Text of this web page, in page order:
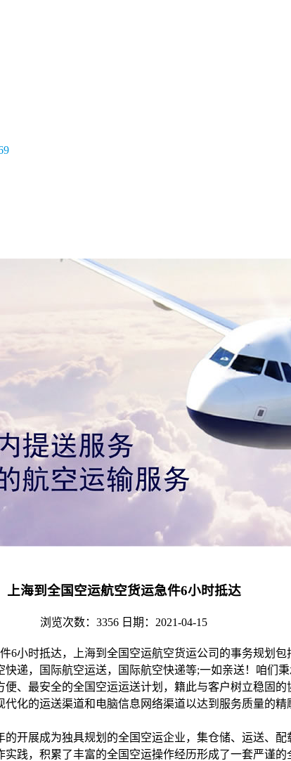
上海到全国空运航空货运急件6小时抵达
浏览次数：3356 日期：2021-04-15
6小时抵达，上海到全国空运航空货运公司的事务规划
递，国际航空运送，国际航空快递等;一如亲送！咱们
、最安全的全国空运运送计划，籍此与客户树立稳固
化的运送渠道和电脑信息网络渠道以达到服务质量的
开展成为独具规划的全国空运企业，集仓储、运送、
践，积累了丰富的全国空运操作经历形成了一套严谨